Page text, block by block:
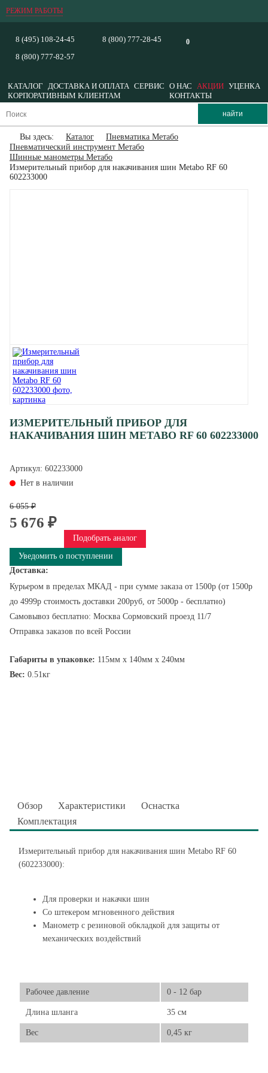
РЕЖИМ РАБОТЫ
0
8 (495) 108-24-45
8 (800) 777-82-57
8 (800) 777-28-45
КАТАЛОГ ДОСТАВКА И ОПЛАТА СЕРВИС О НАС АКЦИИ УЦЕНКА
КОРПОРАТИВНЫМ КЛИЕНТАМ
КОНТАКТЫ
Вы здесь: Каталог
Пневматика Метабо
Пневматический инструмент Метабо
Шинные манометры Метабо
Измерительный прибор для накачивания шин Metabo RF 60
602233000
ИЗМЕРИТЕЛЬНЫЙ ПРИБОР ДЛЯ
НАКАЧИВАНИЯ ШИН METABO RF 60 602233000
Артикул: 602233000
Нет в наличии
6 055 ₽
5 676 ₽
Подобрать аналог
Уведомить о поступлении
Доставка:
Курьером в пределах МКАД - при сумме заказа от 1500р (от 1500р
до 4999р стоимость доставки 200руб, от 5000р - бесплатно)
Самовывоз бесплатно: Москва Сормовский проезд 11/7
Отправка заказов по всей России
Габариты в упаковке: 115мм x 140мм x 240мм
Вес: 0.51кг
Обзор Характеристики
Оснастка
Комплектация
Измерительный прибор для накачивания шин Metabo RF 60
(602233000):
Для проверки и накачки шин
Со штекером мгновенного действия
Манометр с резиновой обкладкой для защиты от
механических воздействий
Рабочее давление 0 - 12 бар
Длина шланга 35 см
Вес 0,45 кг